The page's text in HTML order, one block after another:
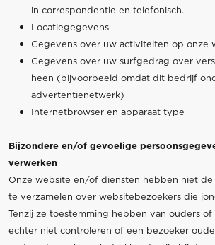
in correspondentie en telefonisch.
Locatiegegevens
Gegevens over uw activiteiten op onze
Gegevens over uw surfgedrag over
heen (bijvoorbeeld omdat dit bedrijf
advertentienetwerk)
Internetbrowser en apparaat type
Bijzondere en/of gevoelige
verwerken
Onze website en/of diensten hebben niet
te verzamelen over websitebezoekers die
Tenzij ze toestemming hebben van ouders
echter niet controleren of een bezoeker